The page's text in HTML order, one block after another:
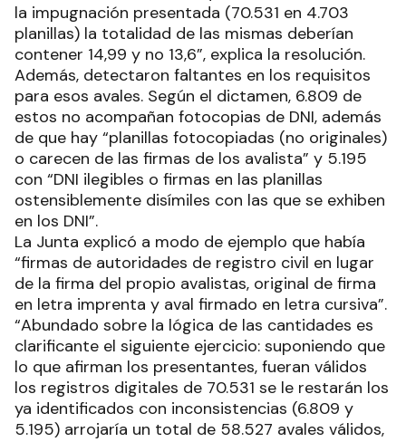
la impugnación presentada (70.531 en 4.703
planillas) la totalidad de las mismas deberían
contener 14,99 y no 13,6”, explica la resolución.
Además, detectaron faltantes en los requisitos
para esos avales. Según el dictamen, 6.809 de
estos no acompañan fotocopias de DNI, además
de que hay “planillas fotocopiadas (no originales)
o carecen de las firmas de los avalista” y 5.195
con “DNI ilegibles o firmas en las planillas
ostensiblemente disímiles con las que se exhiben
en los DNI”.
La Junta explicó a modo de ejemplo que había
“firmas de autoridades de registro civil en lugar
de la firma del propio avalistas, original de firma
en letra imprenta y aval firmado en letra cursiva”.
“Abundado sobre la lógica de las cantidades es
clarificante el siguiente ejercicio: suponiendo que
lo que afirman los presentantes, fueran válidos
los registros digitales de 70.531 se le restarán los
ya identificados con inconsistencias (6.809 y
5.195) arrojaría un total de 58.527 avales válidos,